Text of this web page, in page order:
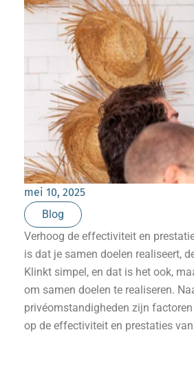
mei 10, 2025
Blog
Verhoog de effectiviteit en
is dat je samen doelen realiseert,
Klinkt simpel, en dat is het ook,
om samen doelen te realiseren.
privéomstandigheden zijn
op de effectiviteit en prestaties